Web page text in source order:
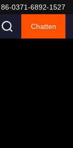
86-0371-6892-1527
Chatten